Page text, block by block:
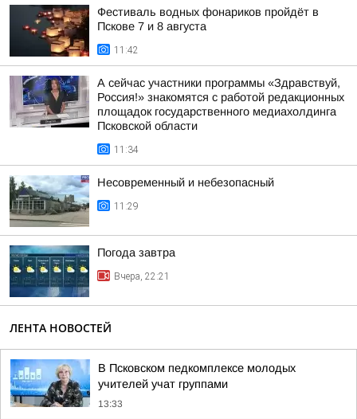
Фестиваль водных фонариков пройдёт в
Пскове 7 и 8 августа
11:42
А сейчас участники программы «Здравствуй,
Россия!» знакомятся с работой редакционных
площадок государственного медиахолдинга
Псковской области
11:34
Несовременный и небезопасный
11:29
Погода завтра
Вчера, 22:21
ЛЕНТА НОВОСТЕЙ
В Псковском педкомплексе молодых
учителей учат группами
13:33